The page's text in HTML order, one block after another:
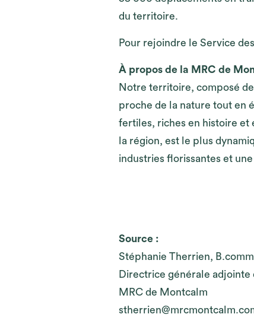
du territoire.
Pour rejoindre le Service
À propos de la MRC de
Notre territoire, composé
proche de la nature tout en
fertiles, riches en histoire et
la région, est le plus
industries florissantes et
Source :
Stéphanie Therrien,
Directrice générale
MRC de Montcalm